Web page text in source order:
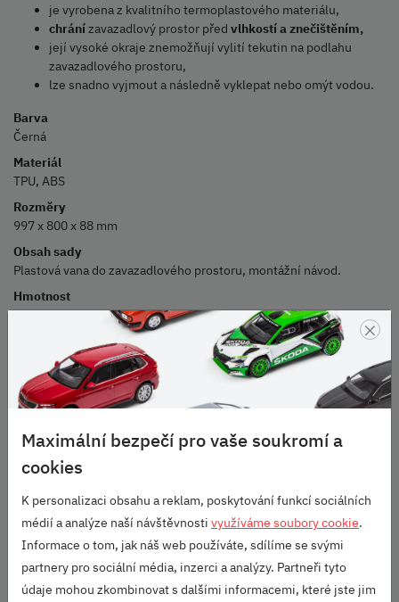
je vyrobena z kvalitního termoplastového materiálu,
chránízavazadlový prostor před vlhkostí a znečištěním,
její vysoké okraje znemožňují vylití tekutin na podlahu
zavazadlového prostoru,
lze snadno vyjmout a následně vyklepat nebo omýt vodou.
Barva
Černá
Materiál
TPU, ABS
Rozměry
997 x 800 x 88 mm
Obsah sady
Plastová vana do zavazadlového prostoru, montážní návod.
Hmotnost
3 kg
Běžné saponátové mycí prostředky. Nepoužívat abrazivní čisticí
prostředky nebo rozpouštědla.
Omezení
základní podlahu a CNG.
Určeno pro:
Scala (2019+)
Parametry
Vozidlo: Scala
×
Maximální bezpečí pro vaše soukromí a
cookies
K personalizaci obsahu a reklam, poskytování funkcí sociálních
médií a analýze naší návštěvnosti využíváme soubory cookie.
Informace o tom, jak náš web používáte, sdílíme se svými
partnery pro sociální média, inzerci a analýzy. Partneři tyto
údaje mohou zkombinovat s dalšími informacemi, které jste jim